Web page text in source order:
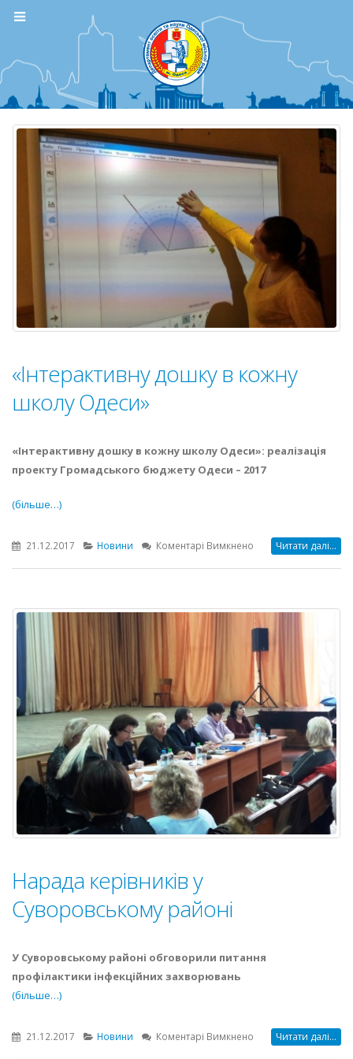
«Інтерактивну дошку в кожну
школу Одеси»
«Інтерактивну дошку в кожну школу Одеси»: реалізація
проекту Громадського бюджету Одеси – 2017
(більше…)
21.12.2017 Новини Коментарі Вимкнено
кожну
школу
Одеси»
Читати далі...
Нарада керівників у
Суворовському районі
У Суворовському районі обговорили питання
профілактики інфекційних захворювань
(більше…)
21.12.2017 Новини Коментарі Вимкнено Читати далі...